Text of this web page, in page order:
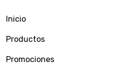
Inicio
Productos
Promociones